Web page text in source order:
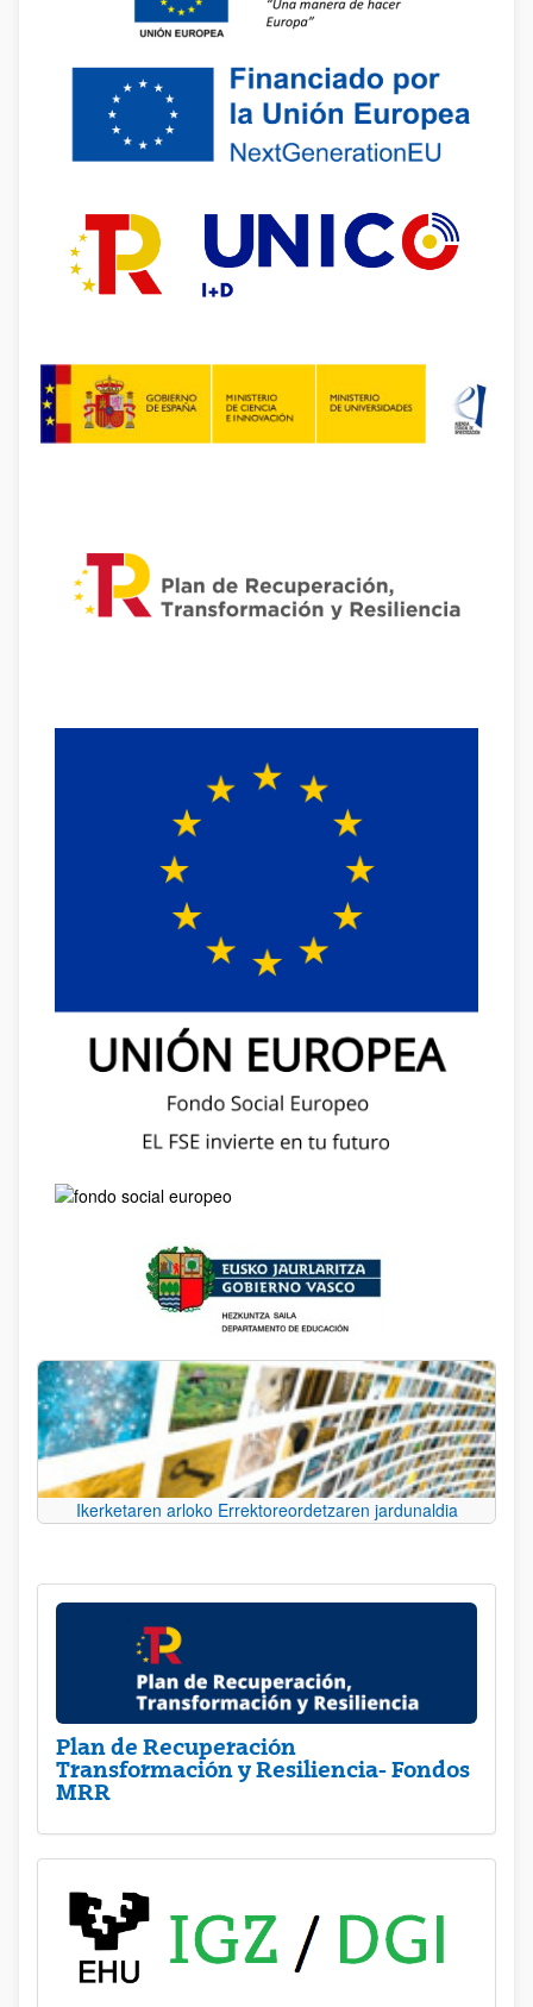
Ikerketaren arloko Errektoreordetzaren jardunaldia
Plan de Recuperación
Transformación y Resiliencia- Fondos
MRR